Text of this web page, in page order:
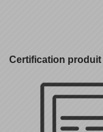
Certification produit